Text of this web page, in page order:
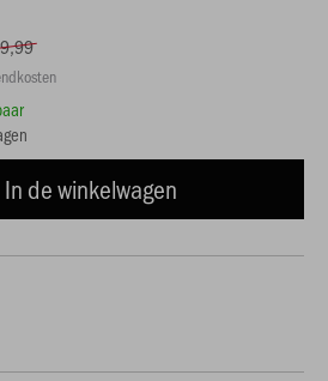
In de winkelwagen